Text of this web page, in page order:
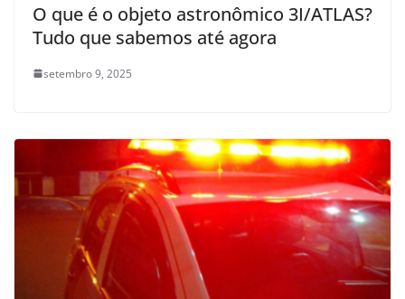
O que é o objeto astronômico 3I/ATLAS?
Tudo que sabemos até agora
setembro 9, 2025